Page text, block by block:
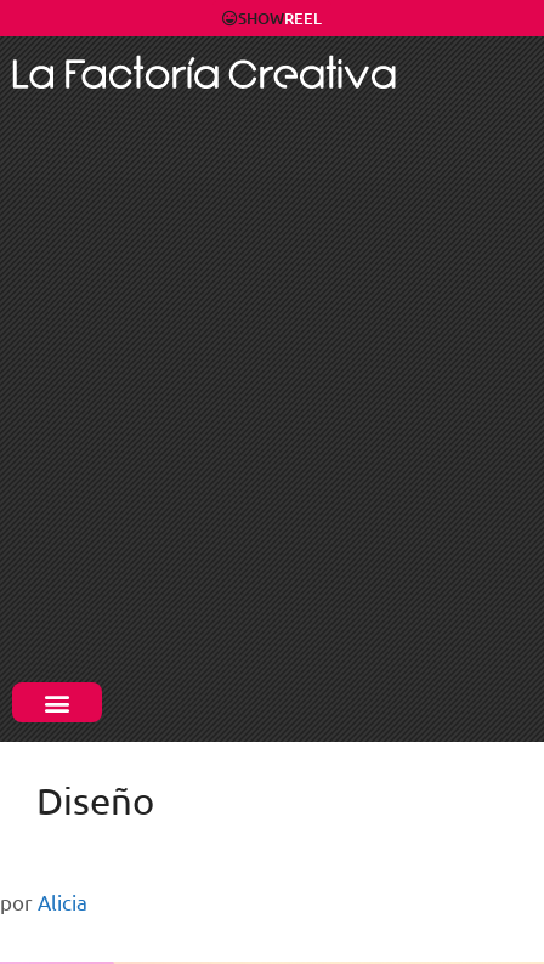
SHOWREEL
Diseño
porAlicia